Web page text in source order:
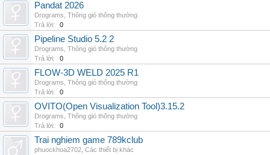
Pandat 2026
Drograms Thông gió thông thường
Trả lời:
0
Pipeline Studio 5.2 2
Drograms Thông gió thông thường
Trả lời:
0
FLOW-3D WELD 2025 R1
Drograms Thông gió thông thường
Trả lời:
0
OVITO(Open Visualization Tool)3.15.2
Drograms Thông gió thông thường
Trả lời:
0
Trai nghiem game 789kclub
phuockhoa2702 Các thiết bị khác